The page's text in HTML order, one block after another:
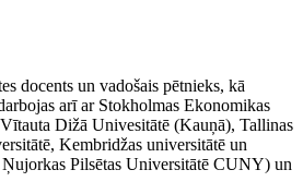
docents un vadošais pētnieks, kā
arī ar Stokholmas Ekonomikas
Dižā Univesitātē (Kauņā), Tallinas
Kembridžas universitātē un
Pilsētas Universitātē CUNY) un